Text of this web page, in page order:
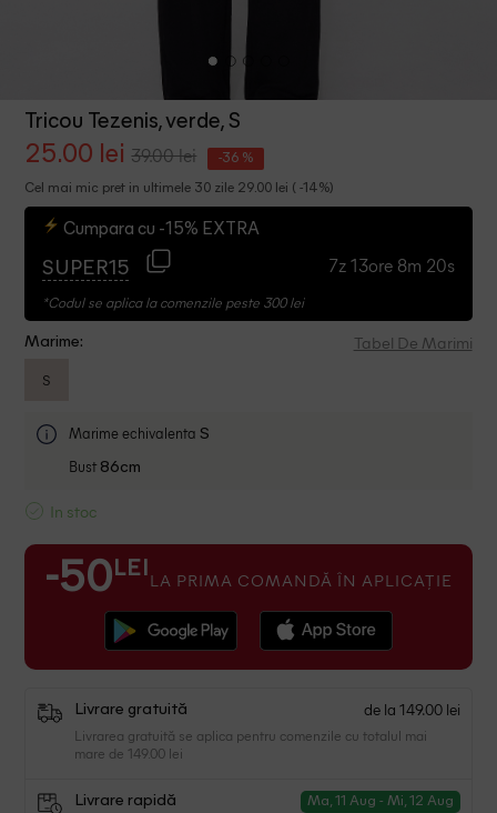
Tricou Tezenis, verde, S
25.00 lei 39.00 lei -36 %
Cel mai mic pret in ultimele 30 zile 29.00 lei ( -14%)
Cumpara cu -15% EXTRA
SUPER15 7z 13ore 8m 19s
*Codul se aplica la comenzile peste 300 lei
Marime: Tabel De Marimi
S
Marime echivalenta S
Bust 86cm
In stoc
-50 LEI LA PRIMA COMANDĂ ÎN APLICAȚIE
Livrare gratuită de la 149.00 lei
Livrarea gratuită se aplica pentru comenzile cu totalul mai
mare de 149.00 lei
Livrare rapidă Ma, 11 Aug - Mi, 12 Aug